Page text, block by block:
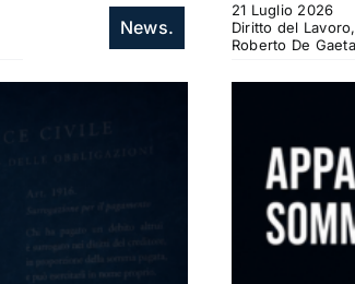
News.
21 Luglio 2026
Diritto del
Roberto De